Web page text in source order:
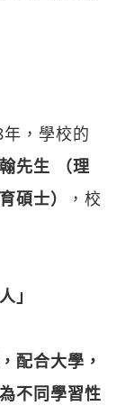
，學校的
先生 （理
碩士）
，校
」
配合大學，
不同學習性